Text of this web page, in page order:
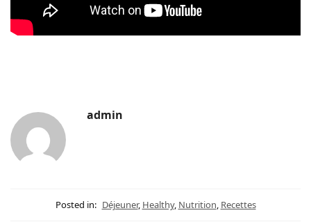
admin
Posted in: Déjeuner, Healthy, Nutrition Recettes